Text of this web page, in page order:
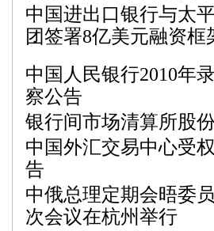
中国进出口银行与太
团签署8亿美元融资框
中国人民银行2010年
察公告
银行间市场清算所股
中国外汇交易中心受
告
中俄总理定期会晤委
次会议在杭州举行